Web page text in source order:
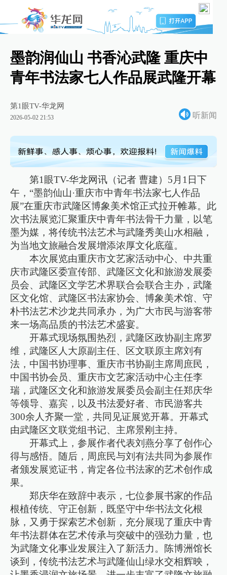
墨韵润仙山 书香沁武隆 重庆中
青年书法家七人作品展武隆开幕
第1眼TV-华龙网
2026-05-02 21:53 听新闻
第1眼TV-华龙网讯（记者 曹建）5月1日下
午，“墨韵仙山·重庆市中青年书法家七人作品
展”在重庆市武隆区博象美术馆正式拉开帷幕。此
次书法展览汇聚重庆中青年书法骨干力量，以笔
墨为媒，将传统书法艺术与武隆秀美山水相融，
为当地文旅融合发展增添浓厚文化底蕴。
本次展览由重庆市文艺家活动中心、中共重
庆市武隆区委宣传部、武隆区文化和旅游发展委
员会、武隆区文学艺术界联合会联合主办，武隆
区文化馆、武隆区书法家协会、博象美术馆、守
朴书法艺术沙龙共同承办，为广大市民与游客带
来一场高品质的书法艺术盛宴。
开幕式现场氛围热烈，武隆区政协副主席罗
维，武隆区人大原副主任、区文联原主席刘有
法，中国书协理事、重庆市书协副主席周庶民，
中国书协会员、重庆市文艺家活动中心主任李
瑞，武隆区文化和旅游发展委员会副主任郑庆华
等领导、嘉宾，以及书法爱好者、市民游客共
300余人齐聚一堂，共同见证展览开幕。开幕式
由武隆区文联党组书记、主席景刚主持。
开幕式上，参展作者代表刘燕分享了创作心
得与感悟。随后，周庶民与刘有法共同为参展作
者颁发展览证书，肯定各位书法家的艺术创作成
果。
郑庆华在致辞中表示，七位参展书家的作品
根植传统、守正创新，既坚守中华书法文化根
脉，又勇于探索艺术创新，充分展现了重庆中青
年书法群体在艺术传承与突破中的强劲力量，也
为武隆文化事业发展注入了新活力。陈博洲馆长
谈到，传统书法艺术与武隆仙山绿水交相辉映，